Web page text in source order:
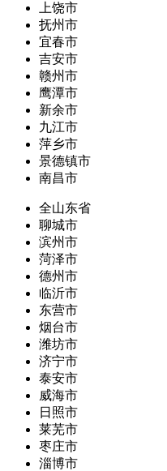
上饶市
抚州市
宜春市
吉安市
赣州市
鹰潭市
新余市
九江市
萍乡市
景德镇市
南昌市
全山东省
聊城市
滨州市
菏泽市
德州市
临沂市
东营市
烟台市
潍坊市
济宁市
泰安市
威海市
日照市
莱芜市
枣庄市
淄博市